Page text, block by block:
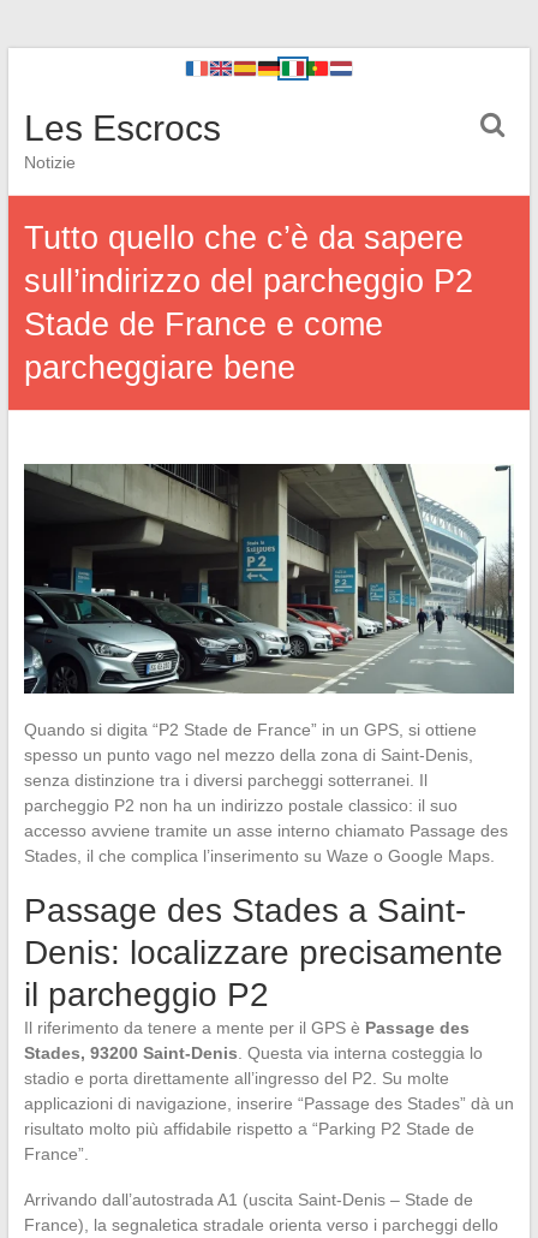
Les Escrocs
Notizie
Tutto quello che c’è da sapere
sull’indirizzo del parcheggio P2
Stade de France e come
parcheggiare bene
Quando si digita “P2 Stade de France” in un GPS, si ottiene
spesso un punto vago nel mezzo della zona di Saint-Denis,
senza distinzione tra i diversi parcheggi sotterranei. Il
parcheggio P2 non ha un indirizzo postale classico: il suo
accesso avviene tramite un asse interno chiamato Passage des
Stades, il che complica l’inserimento su Waze o Google Maps.
Passage des Stades a Saint-
Denis: localizzare precisamente
il parcheggio P2
Il riferimento da tenere a mente per il GPS è Passage des
Stades, 93200 Saint-Denis . Questa via interna costeggia lo
stadio e porta direttamente all’ingresso del P2. Su molte
applicazioni di navigazione, inserire “Passage des Stades” dà un
risultato molto più affidabile rispetto a “Parking P2 Stade de
France”.
Arrivando dall’autostrada A1 (uscita Saint-Denis – Stade de
France), la segnaletica stradale orienta verso i parcheggi dello